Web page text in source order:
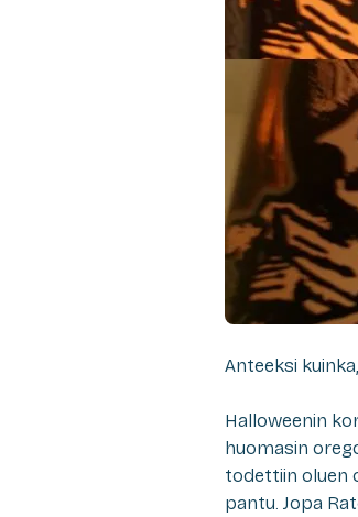
Anteeksi kuinka
Halloweenin
huomasin
todettiin oluen
pantu. Jopa